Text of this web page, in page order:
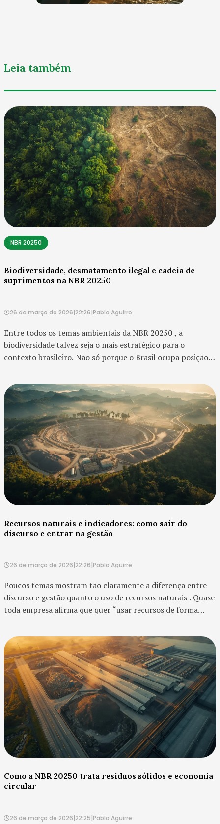
Leia também
NBR 20250
Biodiversidade, desmatamento ilegal e cadeia de
suprimentos na NBR 20250
26 de março de 2026|22:26|Pablo Aguirre
Entre todos os temas ambientais da NBR 20250 , a
biodiversidade talvez seja o mais estratégico para o
contexto brasileiro. Não só porque o Brasil ocupa posição
biodive...
Recursos naturais e indicadores: como sair do
discurso e entrar na gestão
26 de março de 2026|22:26|Pablo Aguirre
Poucos temas mostram tão claramente a diferença entre
discurso e gestão quanto o uso de recursos naturais . Quase
toda empresa afirma que quer “usar recursos de forma
Como a NBR 20250 trata resíduos sólidos e economia
circular
26 de março de 2026|22:25|Pablo Aguirre